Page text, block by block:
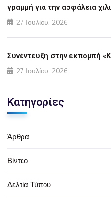
γραμμή για την ασφάλεια
27 Ιουλίου, 2026
Συνέντευξη στην εκπομπή
27 Ιουλίου, 2026
Κατηγορίες
Άρθρα
Βίντεο
Δελτία Τύπου